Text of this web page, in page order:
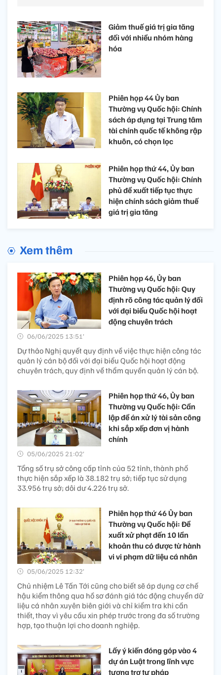
Giảm thuế giá trị gia tăng
đối với nhiều nhóm hàng
hóa
Phiên họp 44 Ủy ban
Thường vụ Quốc hội: Chính
sách áp dụng tại Trung tâm
tài chính quốc tế không rập
khuôn, có chọn lọc
Phiên họp thứ 44, Ủy ban
Thường vụ Quốc hội: Chính
phủ đề xuất tiếp tục thực
hiện chính sách giảm thuế
giá trị gia tăng
Xem thêm
Phiên họp 46, Ủy ban
Thường vụ Quốc hội: Quy
định rõ công tác quản lý đối
với đại biểu Quốc hội hoạt
động chuyên trách
06/06/2025 13:51’
Dự thảo Nghị quyết quy định về việc thực hiện công tác
quản lý cán bộ đối với đại biểu Quốc hội hoạt động
chuyên trách, quy định về thẩm quyền quản lý cán bộ.
Phiên họp thứ 46, Ủy ban
Thường vụ Quốc hội: Cần
lập đề án xử lý tài sản công
khi sắp xếp đơn vị hành
chính
05/06/2025 21:02’
Tổng số trụ sở công cấp tỉnh của 52 tỉnh, thành phố
thực hiện sắp xếp là 38.182 trụ sở; tiếp tục sử dụng
33.956 trụ sở; dôi dư 4.226 trụ sở.
Phiên họp thứ 46 Ủy ban
Thường vụ Quốc hội: Đề
xuất xử phạt đến 10 lần
khoản thu có được từ hành
vi vi phạm dữ liệu cá nhân
05/06/2025 12:32’
Chủ nhiệm Lê Tấn Tới cũng cho biết sẽ áp dụng cơ chế
hậu kiểm thông qua hồ sơ đánh giá tác động chuyển dữ
liệu cá nhân xuyên biên giới và chỉ kiểm tra khi cần
thiết, thay vì yêu cầu xin phép trước trong đa số trường
hợp, tạo thuận lợi cho doanh nghiệp.
Lấy ý kiến đóng góp vào 4
dự án Luật trong lĩnh vực
tương trợ tư pháp